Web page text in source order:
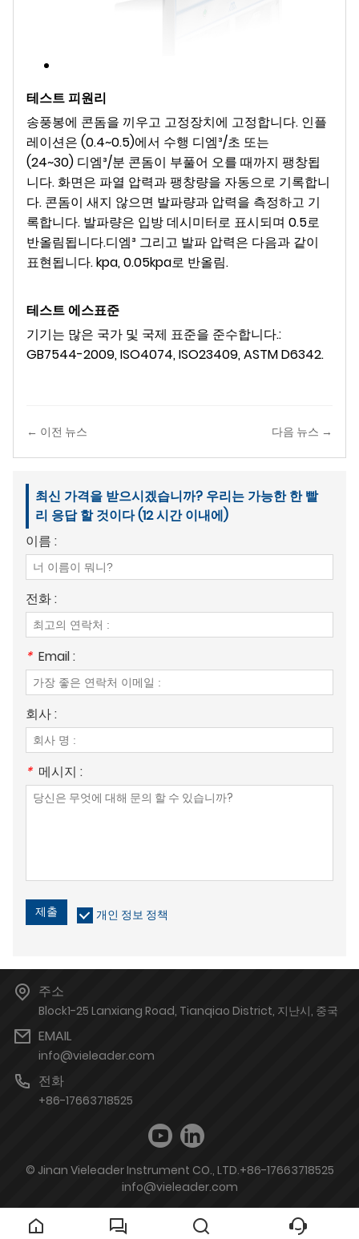
테스트피원리
송풍봉에 콘돔을 끼우고 고정장치에 고정합니다. 인플
레이션은 (0.4~0.5)에서 수행 디엠³/초 또는
(24~30) 디엠³/분 콘돔이 부풀어 오를 때까지 팽창됩
니다. 화면은 파열 압력과 팽창량을 자동으로 기록합니
다. 콘돔이 새지 않으면 발파량과 압력을 측정하고 기
록합니다. 발파량은 입방 데시미터로 표시되며 0.5로
반올림됩니다.디엠³ 그리고 발파 압력은 다음과 같이
표현됩니다.kpa, 0.05kpa로 반올림.
테스트 에스표준
기기는 많은 국가 및 국제 표준을 준수합니다.:
GB7544-2009, ISO4074, ISO23409, ASTM D6342.
← 이전 뉴스 다음 뉴스 →
최신 가격을 받으시겠습니까? 우리는 가능한 한 빨
리 응답 할 것이다 (12 시간 이내에)
이름 :
전화 :
* Email :
회사 :
* 메시지 :
제출 개인 정보 정책
주소
Block1-25 Lanxiang Road, Tianqiao District, 지난시, 중국
EMAIL
info@vieleader.com
전화
+86-17663718525
© Jinan Vieleader Instrument CO., LTD.+86-17663718525
info@vieleader.com